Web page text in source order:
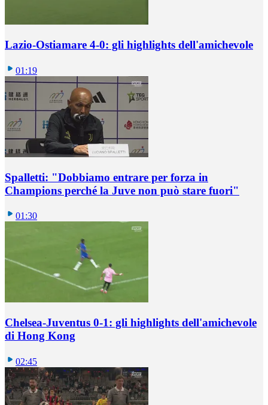
Lazio-Ostiamare 4-0: gli highlights dell'amichevole
01:19
Spalletti: "Dobbiamo entrare per forza in
Champions perché la Juve non può stare fuori"
01:30
Chelsea-Juventus 0-1: gli highlights dell'amichevole
di Hong Kong
02:45